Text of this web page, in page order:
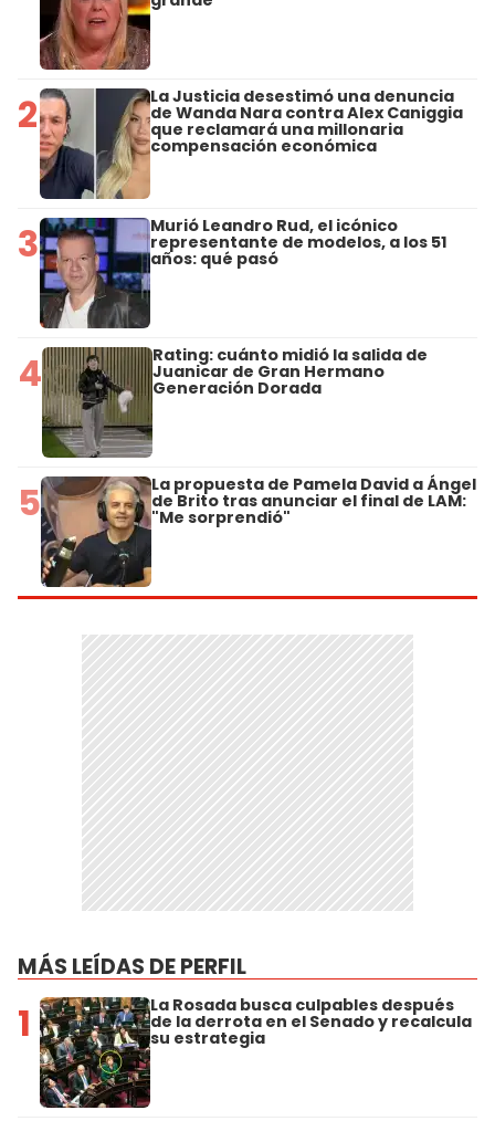
2 La Justicia desestimó una denuncia
de Wanda Nara contra Alex Caniggia
que reclamará una millonaria
compensación económica
3 Murió Leandro Rud, el icónico
representante de modelos, a los 51
años: qué pasó
4 Rating: cuánto midió la salida de
Juanicar de Gran Hermano
Generación Dorada
5 La propuesta de Pamela David a Ángel
de Brito tras anunciar el final de LAM:
"Me sorprendió"
MÁS LEÍDAS DE PERFIL
1 La Rosada busca culpables después
de la derrota en el Senado y recalcula
su estrategia